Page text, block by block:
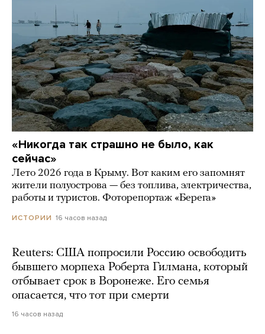
«Никогда так страшно не было, как
сейчас»
Лето 2026 года в Крыму. Вот каким его запомнят
жители полуострова — без топлива, электричества,
работы и туристов. Фоторепортаж «Берега»
ИСТОРИИ 16 часов назад
Reuters: США попросили Россию освободить
бывшего морпеха Роберта Гилмана, который
отбывает срок в Воронеже. Его семья
опасается, что тот при смерти
16 часов назад